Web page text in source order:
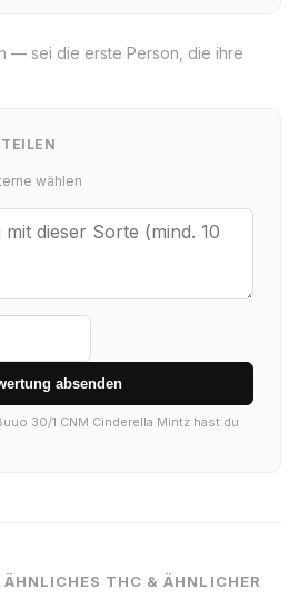
— sei die erste Person, die ihre
wählen
absenden
30/1 CNM Cinderella Mintz hast du
THC & ÄHNLICHER